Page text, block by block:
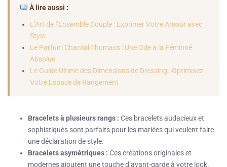
À lire aussi :
L’Art de l’Ensemble Couple : Exprimer Votre Amour avec
Style
Le Parfum Chantal Thomass : Une Ode à la Féminité
Absolue
Le Guide Ultime des Dimensions de Dressing : Optimisez
Votre Espace de Rangement
Bracelets à plusieurs rangs : Ces bracelets audacieux et
sophistiqués sont parfaits pour les mariées qui veulent faire
une déclaration de style.
Bracelets asymétriques : Ces créations originales et
modernes ajoutent une touche d’avant-garde à votre look.